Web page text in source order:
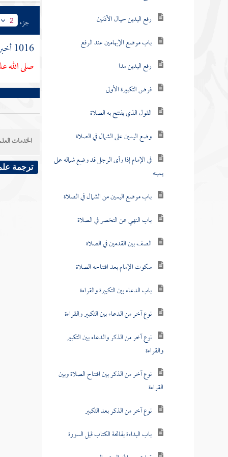
رفع اليدين حيال الأذنين
باب موضع الإبهامين عند الرفع
رفع اليدين مدا
فرض التكبيرة الأولى
القول الذي يفتتح به الصلاة
وضع اليمين على الشمال في الصلاة
في الإمام إذا رأى الرجل قد وضع شماله على
يمينه
باب موضع اليمين من الشمال في الصلاة
باب النهي عن التخصر في الصلاة
الصف بين القدمين في الصلاة
سكوت الإمام بعد افتتاحه الصلاة
باب الدعاء بين التكبيرة والقراءة
نوع آخر من الدعاء بين التكبير والقراءة
نوع آخر من الذكر والدعاء بين التكبير
والقراءة
نوع آخر من الذكر بين افتتاح الصلاة وبين
القراءة
نوع آخر من الذكر بعد التكبير
باب البداءة بفاتحة الكتاب قبل السورة
جزء 2
1016 أخبرنا
صلى الله
الخدمات
ترجمة